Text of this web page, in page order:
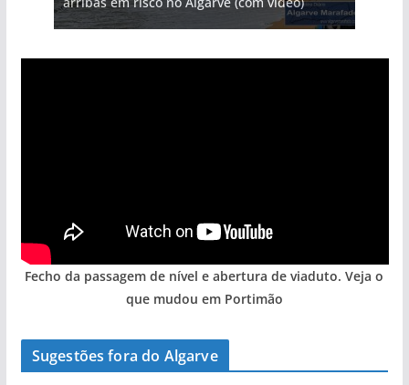
Fecho da passagem de nível e abertura de viaduto. Veja o
que mudou em Portimão
Sugestões fora do Algarve